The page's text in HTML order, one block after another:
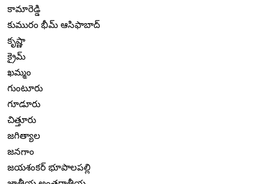
కామారెడ్డి
కుమురం భీమ్ ఆసిఫాబాద్
కృష్ణా
క్రైమ్
ఖమ్మం
గుంటూరు
గూడూరు
చిత్తూరు
జగిత్యాల
జనగాం
జయశంకర్ భూపాలపల్లి